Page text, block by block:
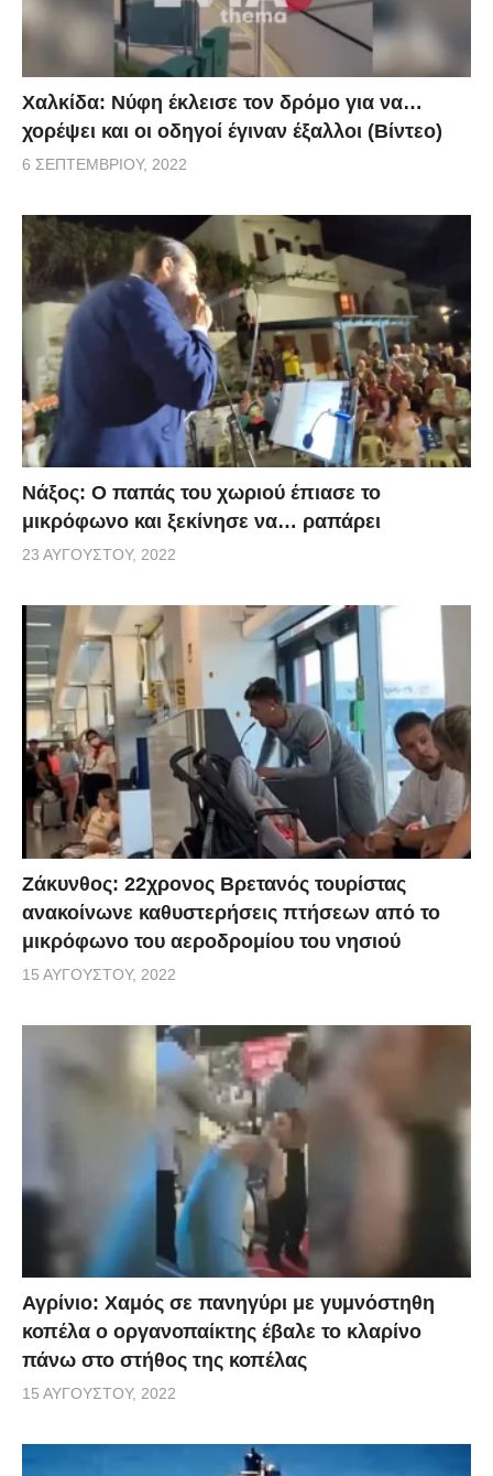
Χαλκίδα: Νύφη έκλεισε τον δρόμο για να…
χορέψει και οι οδηγοί έγιναν έξαλλοι (Βίντεο)
6 ΣΕΠΤΕΜΒΡΊΟΥ, 2022
Νάξος: Ο παπάς του χωριού έπιασε το
μικρόφωνο και ξεκίνησε να… ραπάρει
23 ΑΥΓΟΎΣΤΟΥ, 2022
Ζάκυνθος: 22χρονος Βρετανός τουρίστας
ανακοίνωνε καθυστερήσεις πτήσεων από το
μικρόφωνο του αεροδρομίου του νησιού
15 ΑΥΓΟΎΣΤΟΥ, 2022
Αγρίνιο: Χαμός σε πανηγύρι με γυμνόστηθη
κοπέλα ο οργανοπαίκτης έβαλε το κλαρίνο
πάνω στο στήθος της κοπέλας
15 ΑΥΓΟΎΣΤΟΥ, 2022